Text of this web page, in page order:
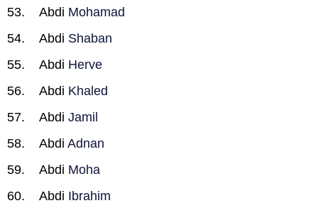
Abdi Mohamad
Abdi Shaban
Abdi Herve
Abdi Khaled
Abdi Jamil
Abdi Adnan
Abdi Moha
Abdi Ibrahim